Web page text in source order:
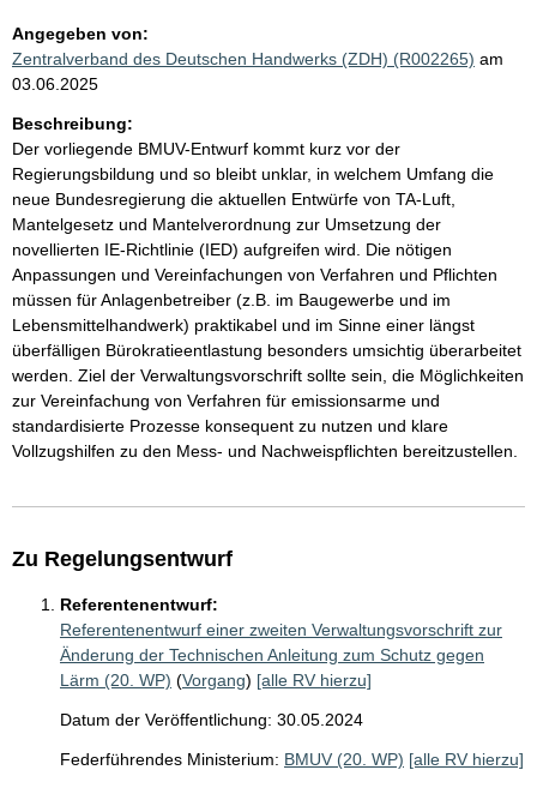
Angegeben von:
Zentralverband des Deutschen Handwerks (ZDH) (R002265) am
03.06.2025
Beschreibung:
Der vorliegende BMUV-Entwurf kommt kurz vor der
Regierungsbildung und so bleibt unklar, in welchem Umfang die
neue Bundesregierung die aktuellen Entwürfe von TA-Luft,
Mantelgesetz und Mantelverordnung zur Umsetzung der
novellierten IE-Richtlinie (IED) aufgreifen wird. Die nötigen
Anpassungen und Vereinfachungen von Verfahren und Pflichten
müssen für Anlagenbetreiber (z.B. im Baugewerbe und im
Lebensmittelhandwerk) praktikabel und im Sinne einer längst
überfälligen Bürokratieentlastung besonders umsichtig überarbeitet
werden. Ziel der Verwaltungsvorschrift sollte sein, die Möglichkeiten
zur Vereinfachung von Verfahren für emissionsarme und
standardisierte Prozesse konsequent zu nutzen und klare
Vollzugshilfen zu den Mess- und Nachweispflichten bereitzustellen.
Zu Regelungsentwurf
Referentenentwurf:
Referentenentwurf einer zweiten Verwaltungsvorschrift zur
Änderung der Technischen Anleitung zum Schutz gegen
Lärm (20. WP) (Vorgang) [alle RV hierzu]
Datum der Veröffentlichung: 30.05.2024
Federführendes Ministerium: BMUV (20. WP) [alle RV hierzu]